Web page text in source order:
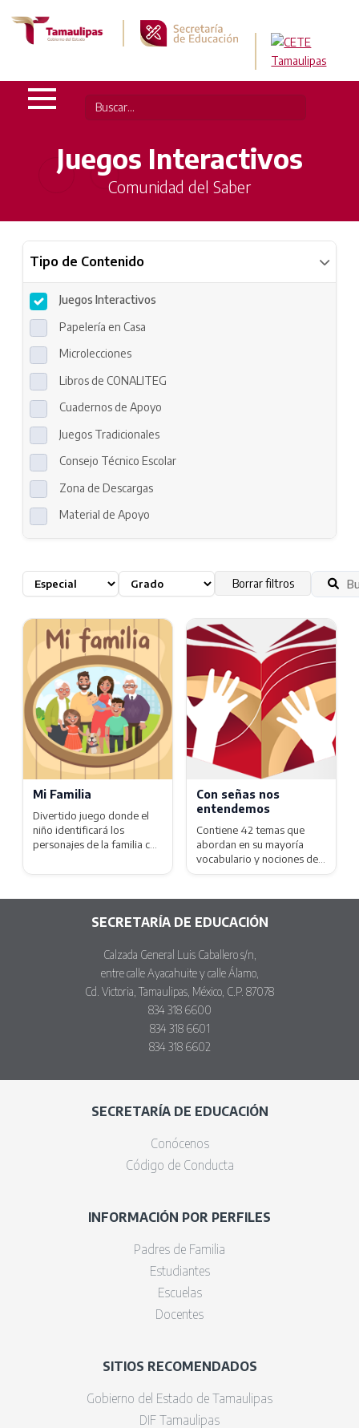
Juegos Interactivos
Comunidad del Saber
Tipo de Contenido
Juegos Interactivos
Papelería en Casa
Microlecciones
Libros de CONALITEG
Cuadernos de Apoyo
Juegos Tradicionales
Consejo Técnico Escolar
Zona de Descargas
Material de Apoyo
Borrar filtros
Mi Familia
Divertido juego donde el
niño identificará los
personajes de la familia con
características.
Con señas nos
entendemos
Contiene 42 temas que
abordan en su mayoría
vocabulario y nociones de
gramática así como temas
semana, meses del año,
pronombres, preguntas y
saludo.
SECRETARÍA DE EDUCACIÓN
Calzada General Luis Caballero s/n,
entre calle Ayacahuite y calle Álamo,
Cd. Victoria, Tamaulipas, México, C.P. 87078
834 318 6600
834 318 6601
834 318 6602
SECRETARÍA DE EDUCACIÓN
Conócenos
Código de Conducta
INFORMACIÓN POR PERFILES
Padres de Familia
Estudiantes
Escuelas
Docentes
SITIOS RECOMENDADOS
Gobierno del Estado de Tamaulipas
DIF Tamaulipas